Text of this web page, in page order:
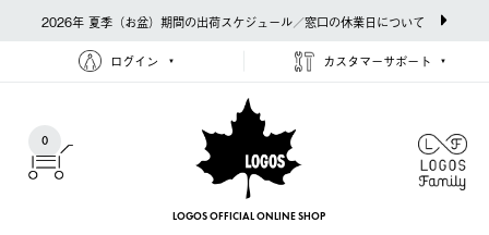
2026年 夏季（お盆）期間の出荷スケジュール／窓口の休業日について
ログイン カスタマーサポート
0
LOGOS OFFICIAL ONLINE SHOP